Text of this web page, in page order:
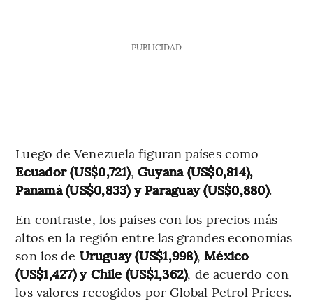
PUBLICIDAD
Luego de Venezuela figuran países como
Ecuador (US$0,721), Guyana (US$0,814),
Panamá (US$0,833) y Paraguay (US$0,880).
En contraste, los países con los precios más
altos en la región entre las grandes economías
son los de Uruguay (US$1,998),México
(US$1,427) y Chile (US$1,362), de acuerdo con
los valores recogidos por Global Petrol Prices.